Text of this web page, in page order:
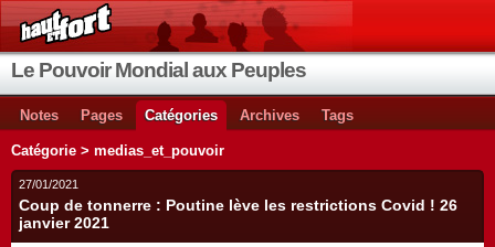
Le Pouvoir Mondial aux Peuples
Notes Pages Catégories Archives Tags
Catégorie > medias_et_pouvoir
27/01/2021
Coup de tonnerre : Poutine lève les restrictions Covid ! 26
janvier 2021